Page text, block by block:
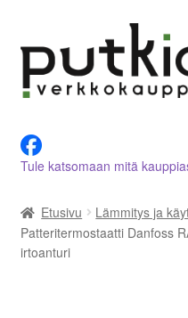
navigointiin
sisältöön
Tietoja meistä
Asiakastilini
Ostoskori
Tule katsomaan mitä
Etusivu Lämmitys ja
Patteritermostaatti Danfoss
irtoanturi